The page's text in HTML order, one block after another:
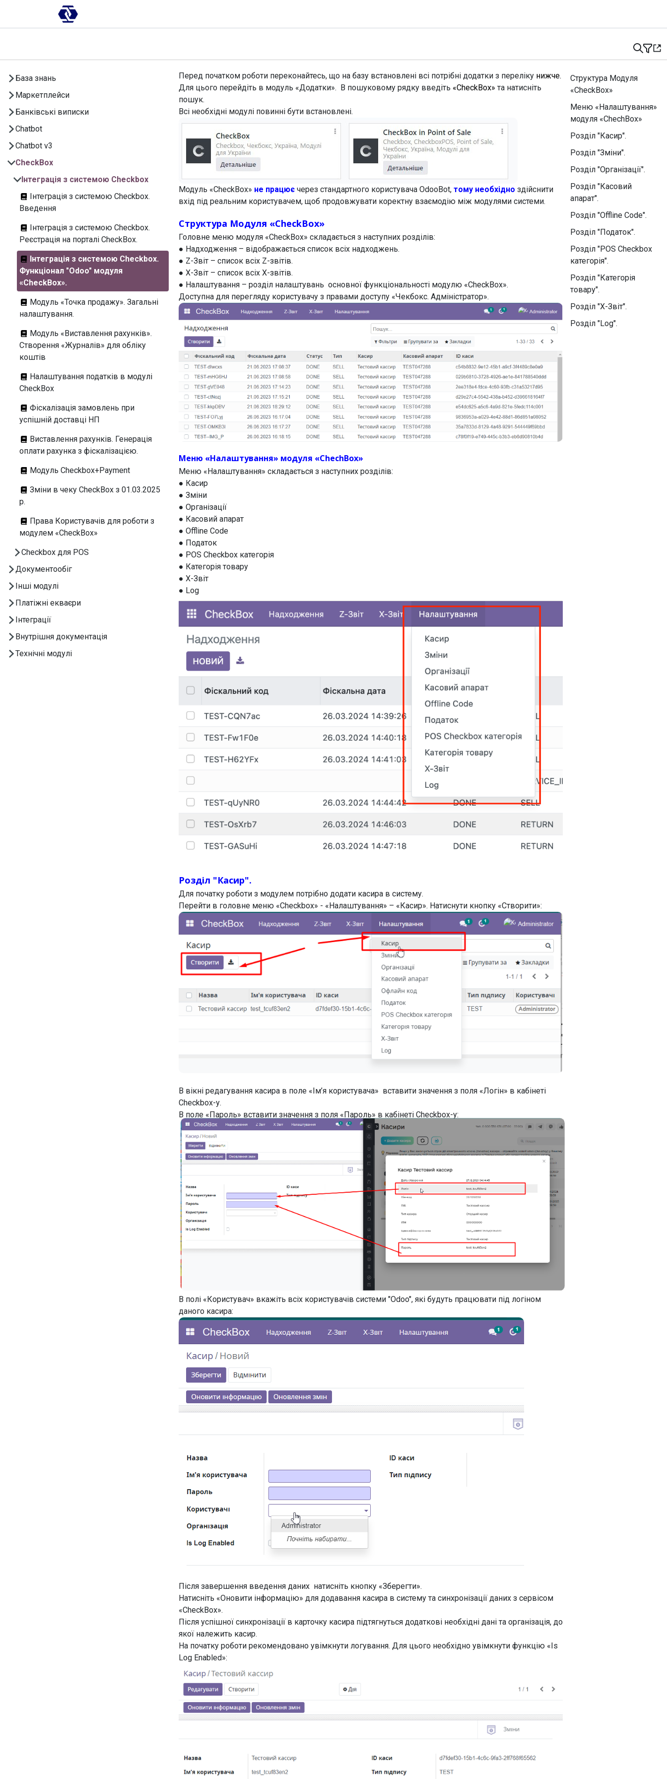
База знань
Маркетплейси
Банківські виписки
Chatbot
Chatbot v3
CheckBox
Інтеграція з системою Checkbox
Інтеграція з системою Checkbox.
Введення
Інтеграція з системою Checkbox.
Реєстрація на порталі CheckBox.
Інтеграція з системою Checkbox.
Функціонал "Odoo" модуля
«CheckBox».
Модуль «Точка продажу». Загальні
налаштування.
Модуль «Виставлення рахунків».
Створення «Журналів» для обліку
коштів
Налаштування податків в модулі
CheckBox
Фіскалізація замовлень при
успішній доставці НП
Виставлення рахунків. Генерація
оплати рахунка з фіскалізацією.
Модуль Checkbox+Payment
Зміни в чеку CheckBox з 01.03.2025
р.
Права Користувачів для роботи з
модулем «CheckBox»
Checkbox для POS
Документообіг
Інші модулі
Платіжні екваєри
Інтеграції
Внутрішня документація
Технічні модулі
Перед початком роботи переконайтесь, що на базу встановлені всі потрібні додатки з переліку нижче.
Для цього перейдіть в модуль «Додатки». В пошуковому рядку введіть «CheckBox» та натисніть
пошук.
Всі необхідні модулі повинні бути встановлені.
Модуль «CheckBox» не працює через стандартного користувача OdooBot, тому необхідно здійснити
вхід під реальним користувачем, щоб продовжувати коректну взаємодію між модулями системи.
Структура Модуля «CheckBox»
Головне меню модуля «CheckBox» складається з наступних розділів:
● Надходження – відображається список всіх надходжень.
● Z-Звіт – список всіх Z-звітів.
● X-Звіт – список всіх X-звітів.
● Налаштування – розділ налаштувань основної функціональності модулю «CheckBox».
Доступна для перегляду користувачу з правами доступу «Чекбокс. Адміністратор».
Меню «Налаштування» модуля «ChechBox»
Меню «Налаштування» складається з наступних розділів:
● Касир
● Зміни
● Організації
● Касовий апарат
● Offline Code
● Податок
● POS Checkbox категорія
● Категорія товару
● X-Звіт
● Log
Розділ "Касир".
Для початку роботи з модулем потрібно додати касира в систему.
Перейти в головне меню «Checkbox» - «Налаштування» – «Касир». Натиснути кнопку «Створити»:
В вікні редагування касира в поле «Ім’я користувача» вставити значення з поля «Логін» в кабінеті
Checkbox-у.
В поле «Пароль» вставити значення з поля «Пароль» в кабінеті Checkbox-у:
В полі «Користувач» вкажіть всіх користувачів системи "Odoo", які будуть працювати під логіном
даного касира:
Після завершення введення даних натисніть кнопку «Зберегти».
Натисніть «Оновити інформацію» для додавання касира в систему та синхронізації даних з сервісом
«CheckBox».
Після успішної синхронізації в карточку касира підтягнуться додаткові необхідні дані та організація, до
якої належить касир.
На початку роботи рекомендовано увімкнути логування. Для цього необхідно увімкнути функцію «Is
Log Enabled»:
Структура Модуля
«CheckBox»
Меню «Налаштування»
модуля «ChechBox»
Розділ "Касир".
Розділ "Зміни".
Розділ "Організації".
Розділ "Касовий
апарат".
Розділ "Offline Code".
Розділ "Податок".
Розділ "POS Checkbox
категорія".
Розділ "Категорія
товару".
Розділ "X-Звіт".
Розділ "Log".